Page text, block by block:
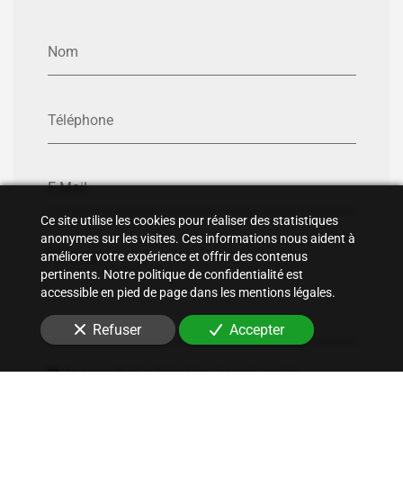
Nom
Téléphone
E-Mail
Message
En soumettant ce formulaire, j'accepte que les
Ce site utilise les cookies pour réaliser des statistiques
anonymes sur les visites. Ces informations nous aident à
améliorer votre expérience et offrir des contenus
pertinents. Notre politique de confidentialité est
accessible en pied de page dans les mentions légales.
Refuser Accepter